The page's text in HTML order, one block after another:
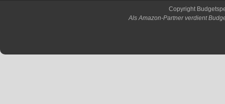
Copyright
Als Amazon-Partner verdient